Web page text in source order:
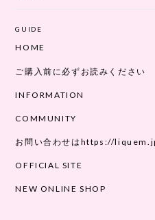
GUIDE
HOME
ご購入前に必ずお読みください
INFORMATION
COMMUNITY
お問い合わせはhttps://
OFFICIAL SITE
NEW ONLINE SHOP